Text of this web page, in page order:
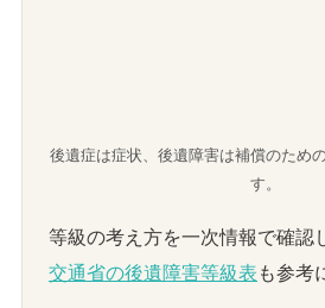
後遺症は症状、後遺障害は補償のため
す。
等級の考え方を一次情報で確認
交通省の後遺障害等級表 も参考